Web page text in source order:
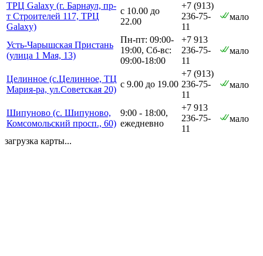
ТРЦ Galaxy (г. Барнаул, пр-
т Строителей 117, ТРЦ
Galaxy)
с 10.00 до
22.00
+7 (913)
236-75-
11
мало
Усть-Чарышская Пристань
(улица 1 Мая, 13)
Пн-пт: 09:00-
19:00, Сб-вс:
09:00-18:00
+7 913
236-75-
11
мало
Целинное (с.Целинное, ТЦ
Мария-ра, ул.Советская 20)
с 9.00 до 19.00
+7 (913)
236-75-
11
мало
Шипуново (с. Шипуново,
Комсомольский просп., 60)
9:00 - 18:00,
ежедневно
+7 913
236-75-
11
мало
загрузка карты...